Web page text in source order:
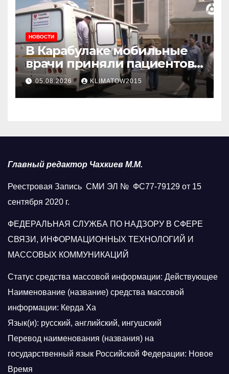
НОВОСТИ
В Карабулаке мобильные
врачи приняли пациентов
у стен мечети
05.08.2026 KLIMATOW2015
Главный редактор Чахкиев М.М.
Реестровая Запись СМИ ЭЛ № ФС77-79129 от 15
сентября 2020 г.
ФЕДЕРАЛЬНАЯ СЛУЖБА ПО НАДЗОРУ В СФЕРЕ
СВЯЗИ, ИНФОРМАЦИОННЫХ ТЕХНОЛОГИЙ И
МАССОВЫХ КОММУНИКАЦИЙ
Статус средства массовой информации: Действующее
Наименование (название) средства массовой
информации: Керда Ха
Язык(и): русский, английский, ингушский
Перевод наименования (названия) на
государственный язык Российской Федерации: Новое
Время